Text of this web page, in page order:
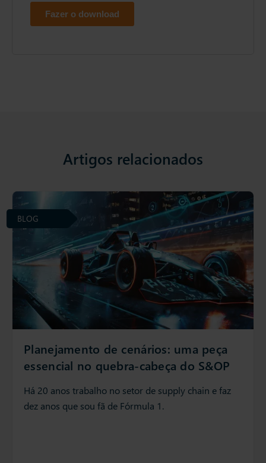
Artigos relacionados
Planejamento de cenários: uma peça
essencial no quebra-cabeça do S&OP
Há 20 anos trabalho no setor de supply chain e faz
dez anos que sou fã de Fórmula 1.
BLOG